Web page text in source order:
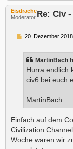
Eisdrache
Moderator Re: Civ
B20. Dezember
MartinBach
Hurra endlich
civ6 bei euch
MartinBach
Einfach auf dem
Civilization
Woche waren wir